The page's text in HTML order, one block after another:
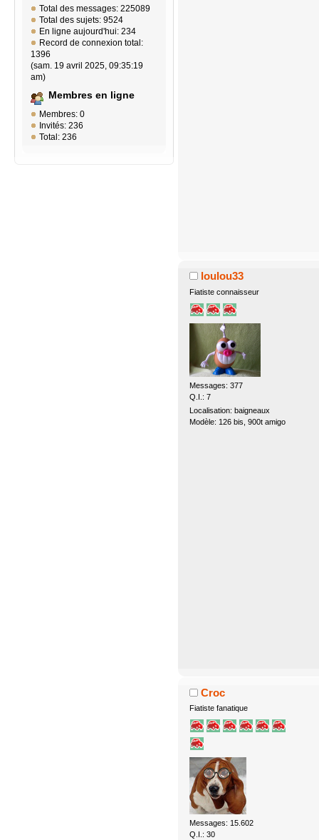
Total des messages: 225089
Total des sujets: 9524
En ligne aujourd'hui: 234
Record de connexion total:
1396
(sam. 19 avril 2025, 09:35:19
am)
Membres en ligne
Membres: 0
Invités: 236
Total: 236
loulou33
Fiatiste connaisseur
Messages: 377
Q.I.: 7
Localisation: baigneaux
Modèle: 126 bis, 900t amigo
Croc
Fiatiste fanatique
Messages: 15.602
Q.I.: 30